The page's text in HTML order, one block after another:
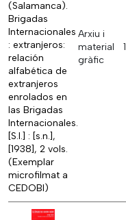
(Salamanca).
Brigadas
Internacionales
: extranjeros:
relación
alfabética de
extranjeros
enrolados en
las Brigadas
Internacionales.
[S.l.] : [s.n.],
[1938], 2 vols.
(Exemplar
microfilmat a
CEDOBI)
Arxiu i
material
gràfic
1